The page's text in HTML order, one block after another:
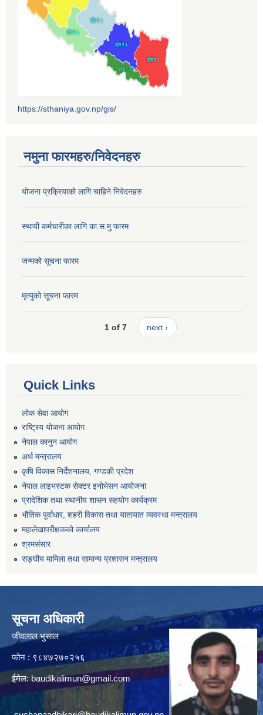
https://sthaniya.gov.np/gis/
नमुना फारमहरु/निवेदनहरु
योजना प्रक्रियाको लागि चाहिने निवेदनहरु
स्थायी कर्मचारीका लागि का.स.मु फारम
जन्मको सूचना फारम
मृत्युको सूचना फारम
1 of 7 next ›
Quick Links
लोक सेवा आयोग
राष्ट्रिय योजना आयोग
नेपाल कानुन आयोग
अर्थ मन्त्रालय
कृषि विकास निर्देशनालय, गण्डकी प्रदेश
नेपाल लाइभस्टक सेक्टर इनोभेसन आयोजना
प्रादेशिक तथा स्थानीय शासन सहयोग कार्यक्रम
भौतिक पूर्वाधार, शहरी विकास तथा यातायात व्यवस्था मन्त्रालय
महालेखापरीक्षकको कार्यालय
श्रमसंसार
सङ्घीय मामिला तथा सामान्य प्रशासन मन्त्रालय
सूचना अधिकारी
जीवलाल भुसाल
फोन : ९८४७२७०२५६
ईमेल: baudikalimun@gmail.com